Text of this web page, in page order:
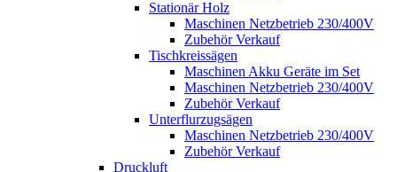
Stationär Holz
Maschinen Netzbetrieb 230/400V
Zubehör Verkauf
Tischkreissägen
Maschinen Akku Geräte im Set
Maschinen Netzbetrieb 230/400V
Zubehör Verkauf
Unterflurzugsägen
Maschinen Netzbetrieb 230/400V
Zubehör Verkauf
Druckluft